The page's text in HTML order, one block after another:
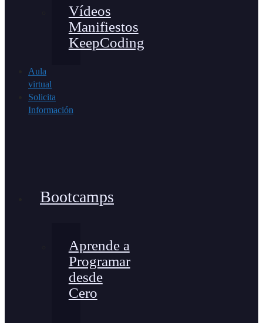
Vídeos
Manifiestos
KeepCoding
Aula
virtual
Solicita
Información
Bootcamps
Aprende a
Programar
desde
Cero